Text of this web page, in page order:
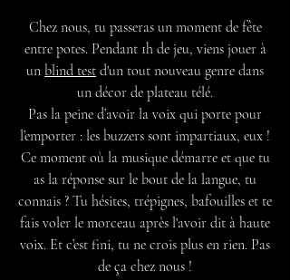
Chez nous, tu passeras un moment de fête
entre potes. Pendant 1h de jeu, viens jouer à
un blind test d'un tout nouveau genre dans
un décor de plateau télé.
‍Pas la peine d’avoir la voix qui porte pour
l’emporter : les buzzers sont impartiaux, eux !
Ce moment où la musique démarre et que tu
as la réponse sur le bout de la langue, tu
connais ? Tu hésites, trépignes, bafouilles et te
fais voler le morceau après l'avoir dit à haute
voix. Et c’est fini, tu ne crois plus en rien. Pas
de ça chez nous !